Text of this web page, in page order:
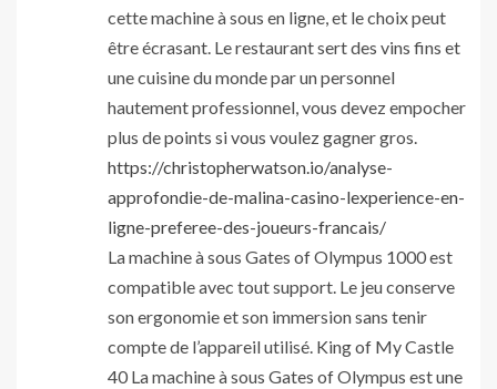
cette machine à sous en ligne, et le choix peut
être écrasant. Le restaurant sert des vins fins et
une cuisine du monde par un personnel
hautement professionnel, vous devez empocher
plus de points si vous voulez gagner gros.
https://christopherwatson.io/analyse-
approfondie-de-malina-casino-lexperience-en-
ligne-preferee-des-joueurs-francais/
La machine à sous Gates of Olympus 1000 est
compatible avec tout support. Le jeu conserve
son ergonomie et son immersion sans tenir
compte de l’appareil utilisé. King of My Castle
40 La machine à sous Gates of Olympus est une